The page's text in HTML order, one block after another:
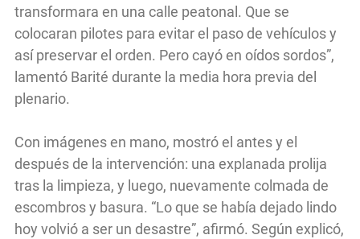
transformara en una calle peatonal. Que se
colocaran pilotes para evitar el paso de vehículos y
así preservar el orden. Pero cayó en oídos sordos”,
lamentó Barité durante la media hora previa del
plenario.
Con imágenes en mano, mostró el antes y el
después de la intervención: una explanada prolija
tras la limpieza, y luego, nuevamente colmada de
escombros y basura. “Lo que se había dejado lindo
hoy volvió a ser un desastre”, afirmó. Según explicó,